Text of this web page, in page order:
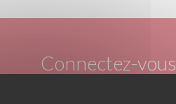
Connectez-vous